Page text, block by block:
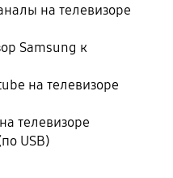
на телевизоре
Samsung к
на телевизоре
телевизоре
USB)